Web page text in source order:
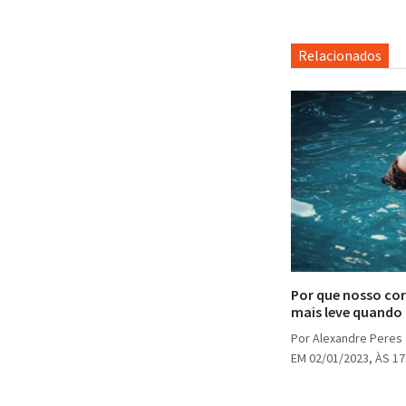
Relacionados
Por que nosso
mais leve
Por Alexandre Peres
EM 02/01/2023, ÀS